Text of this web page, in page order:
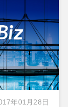
年01月28日